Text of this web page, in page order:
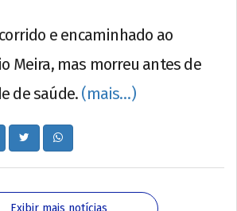
e encaminhado ao
Meira, mas morreu antes de
de saúde. (mais…)
Exibir mais notícias